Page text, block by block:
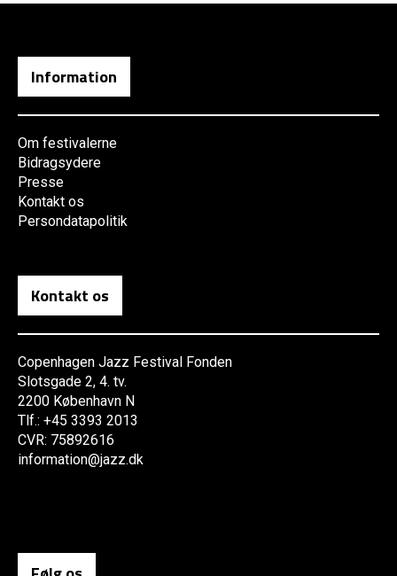
Information
Om festivalerne
Bidragsydere
Presse
Kontakt os
Persondatapolitik
Kontakt os
Copenhagen Jazz Festival Fonden
Slotsgade 2, 4. tv.
2200 København N
Tlf.: +45 3393 2013
CVR: 75892616
information@jazz.dk